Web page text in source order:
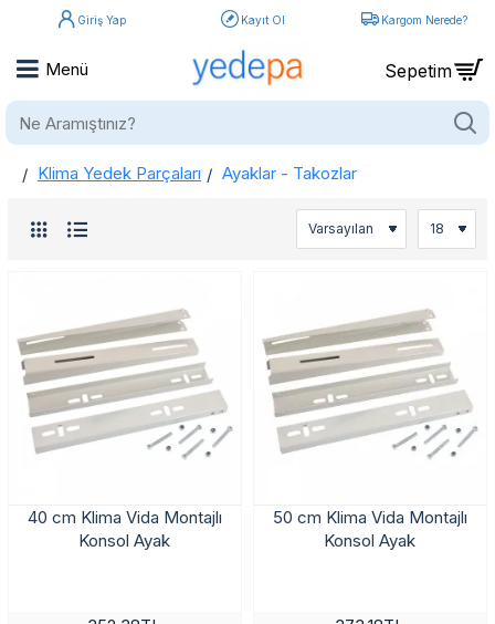
Giriş Yap Kayıt Ol Kargom Nerede?
Ne
home
Klima Yedek Parçaları Ayaklar - Takozlar
40 cm Klima Vida Montajlı
Konsol Ayak
50 cm Klima Vida Montajlı
Konsol Ayak